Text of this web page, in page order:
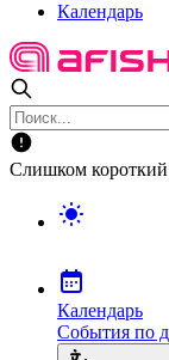
Календарь
Слишком
Календарь
События по